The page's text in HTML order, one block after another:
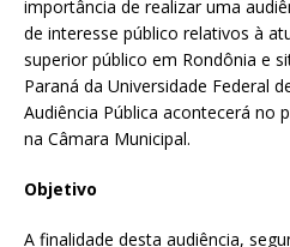
importância de realizar uma
de interesse público relativos à
superior público em Rondônia e
Paraná da Universidade Federal
Audiência Pública acontecerá no
na Câmara Municipal.
Objetivo
A finalidade desta audiência,